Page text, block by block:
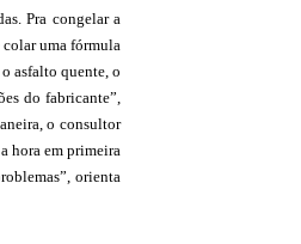
Pra congelar a
uma fórmula
asfalto quente, o
do fabricante”,
o consultor
hora em primeira
orienta